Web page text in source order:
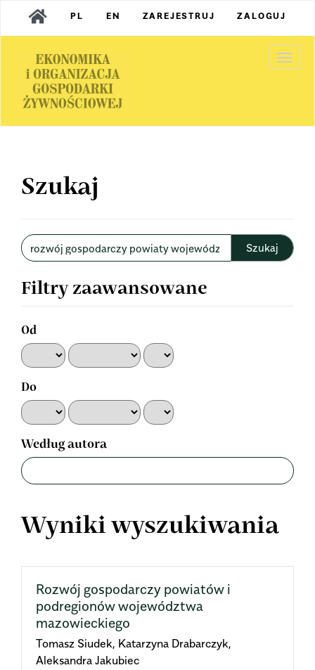
Main
Navigation
Content
Sidebar
PL EN ZAREJESTRUJ ZALOGUJ
Szukaj
Wyszukaj
w
Filtry zaawansowane
Od
Do
Według autora
Wyniki wyszukiwania
Rozwój gospodarczy powiatów i
podregionów województwa
mazowieckiego
Tomasz Siudek, Katarzyna Drabarczyk,
Aleksandra Jakubiec